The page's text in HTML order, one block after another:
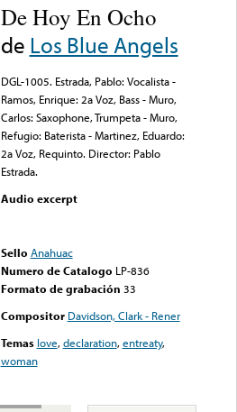
De Hoy En Ocho
de Los Blue Angels
DGL-1005. Estrada, Pablo: Vocalista -
Ramos, Enrique: 2a Voz, Bass - Muro,
Carlos: Saxophone, Trumpeta - Muro,
Refugio: Baterista - Martinez, Eduardo:
2a Voz, Requinto. Director: Pablo
Estrada.
Audio excerpt
Sello Anahuac
Numero de Catalogo LP-836
Formato de grabación 33
Compositor Davidson, Clark - Rener
Temas love,declaration,entreaty,
woman